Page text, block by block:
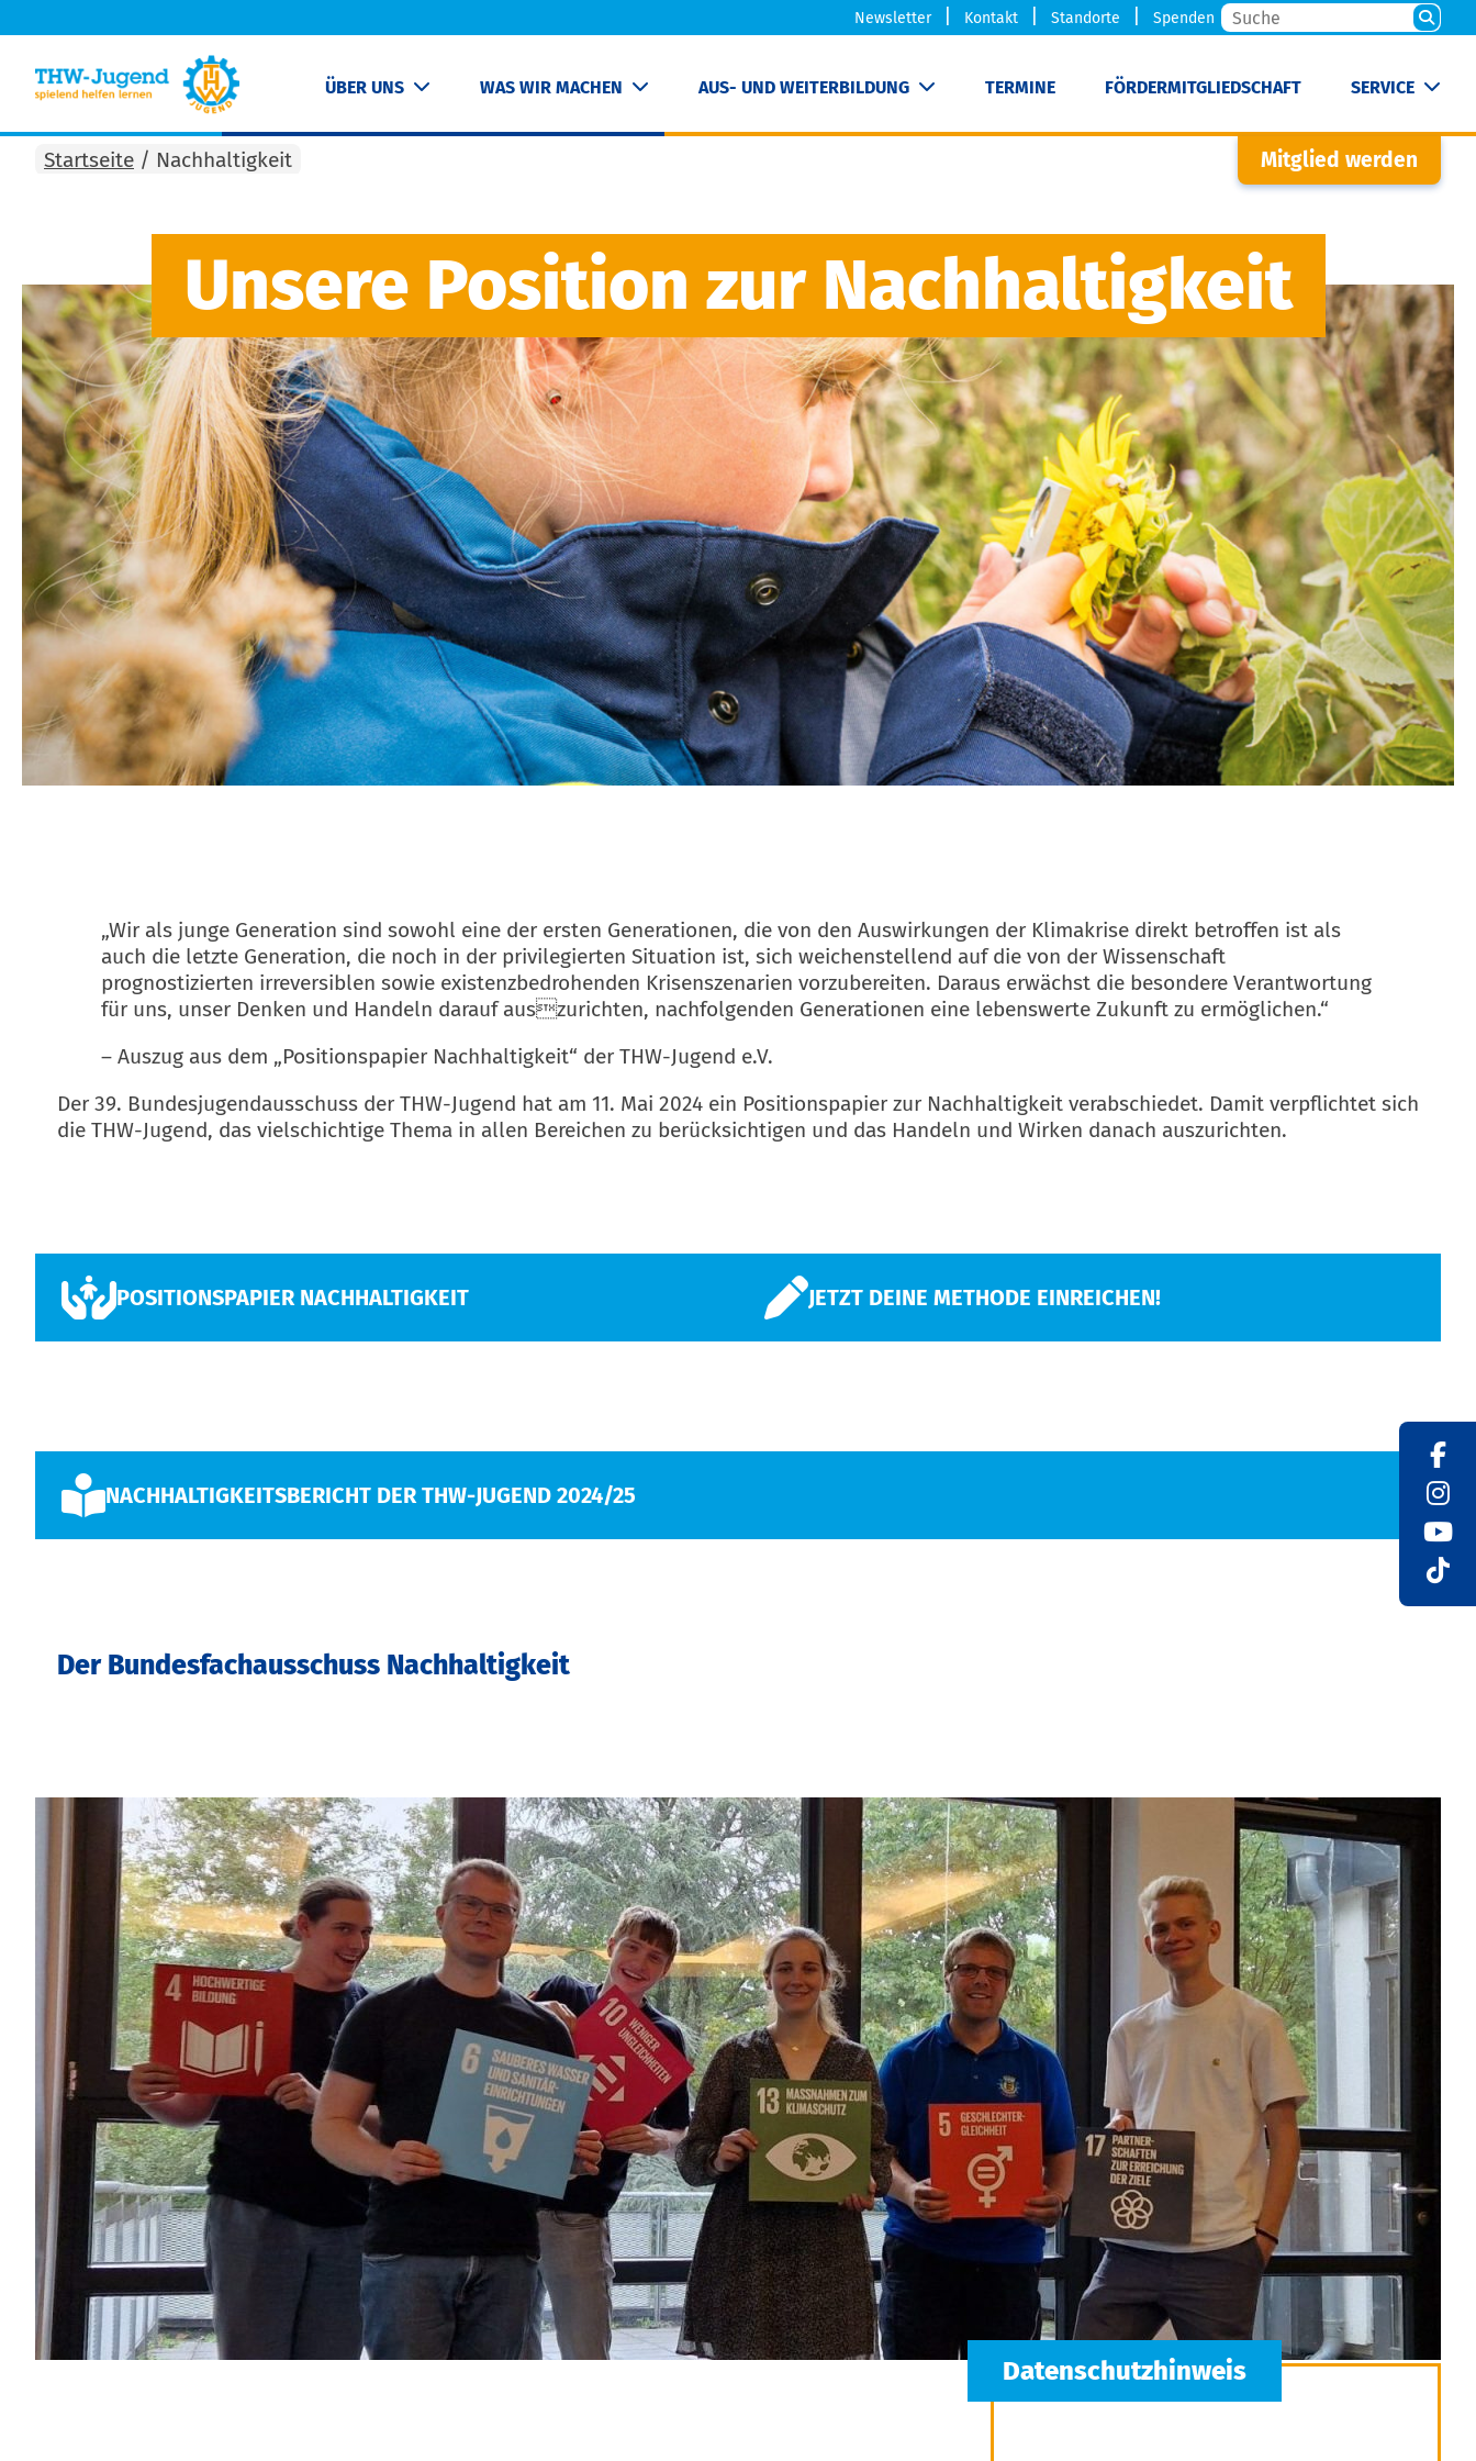
Newsletter Kontakt Standorte Spenden
ÜBER UNS WAS WIR MACHEN AUS- UND WEITERBILDUNG TERMINE FÖRDERMITGLIEDSCHAFT SERVICE
Mitglied werden
Startseite / Nachhaltigkeit
Unsere Position zur Nachhaltigkeit
„Wir als junge Generation sind sowohl eine der ersten Generationen, die von den Auswirkungen der Klimakrise direkt betroffen ist als
auch die letzte Generation, die noch in der privilegierten Situation ist, sich weichenstellend auf die von der Wissenschaft
prognostizierten irreversiblen sowie existenzbedrohenden Krisenszenarien vorzubereiten. Daraus erwächst die besondere Verantwortung
für uns, unser Denken und Handeln darauf auszurichten, nachfolgenden Generationen eine lebenswerte Zukunft zu ermöglichen.“
– Auszug aus dem „Positionspapier Nachhaltigkeit“ der THW-Jugend e.V.
Der 39. Bundesjugendausschuss der THW-Jugend hat am 11. Mai 2024 ein Positionspapier zur Nachhaltigkeit verabschiedet. Damit verpflichtet sich
die THW-Jugend, das vielschichtige Thema in allen Bereichen zu berücksichtigen und das Handeln und Wirken danach auszurichten.
POSITIONSPAPIER NACHHALTIGKEIT JETZT DEINE METHODE EINREICHEN!
NACHHALTIGKEITSBERICHT DER THW-JUGEND 2024/25
Der Bundesfachausschuss Nachhaltigkeit